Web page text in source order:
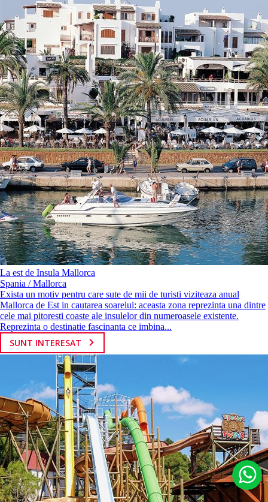
La est de Insula Mallorca
Spania / Mallorca
Exista un motiv pentru care sute de mii de turisti viziteaza anual
Mallorca de Est in cautarea soarelui: aceasta zona reprezinta una dintre
cele mai pitoresti coaste ale insulelor din numeroasele existente.
Reprezinta o destinatie fascinanta ce imbina...
SUNT INTERESAT